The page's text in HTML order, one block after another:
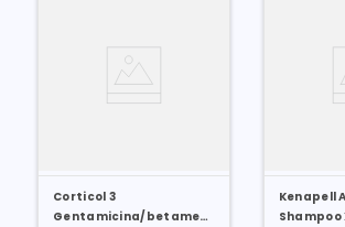
Corticol 3
Gentamicina/betametasona/clotrimazol
Kenapell
Shampoo